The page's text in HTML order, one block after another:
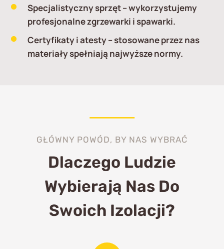
Specjalistyczny sprzęt– wykorzystujemy
profesjonalne zgrzewarki i spawarki.
Certyfikaty i atesty– stosowane przez nas
materiały spełniają najwyższe normy.
GŁÓWNY POWÓD, BY NAS WYBRAĆ
Dlaczego Ludzie
Wybierają Nas Do
Swoich Izolacji?